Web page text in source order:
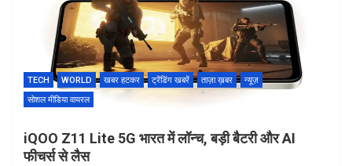
TECH WORLD खबर हटकर ट्रेंडिंग खबरें ताज़ा ख़बर
न्यूज़
सोशल मीडिया वायरल
iQOO Z11 Lite 5G भारत में लॉन्च, बड़ी बैटरी और AI
फीचर्स से लैस